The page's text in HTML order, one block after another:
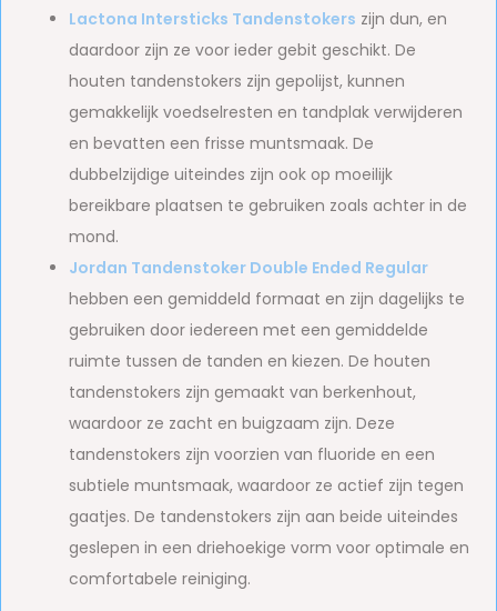
Lactona Intersticks Tandenstokers zijn dun, en
daardoor zijn ze voor ieder gebit geschikt. De
houten tandenstokers zijn gepolijst, kunnen
gemakkelijk voedselresten en tandplak verwijderen
en bevatten een frisse muntsmaak. De
dubbelzijdige uiteindes zijn ook op moeilijk
bereikbare plaatsen te gebruiken zoals achter in de
mond.
Jordan Tandenstoker Double Ended Regular
hebben een gemiddeld formaat en zijn dagelijks te
gebruiken door iedereen met een gemiddelde
ruimte tussen de tanden en kiezen. De houten
tandenstokers zijn gemaakt van berkenhout,
waardoor ze zacht en buigzaam zijn. Deze
tandenstokers zijn voorzien van fluoride en een
subtiele muntsmaak, waardoor ze actief zijn tegen
gaatjes. De tandenstokers zijn aan beide uiteindes
geslepen in een driehoekige vorm voor optimale en
comfortabele reiniging.